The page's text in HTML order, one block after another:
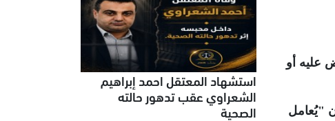
يُقبض عليه أو
أن "يُعامل
استشهاد المعتقل احمد إبراهيم
الشعراوي عقب تدهور حالته
الصحية